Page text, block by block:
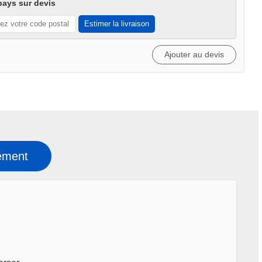
sur devis
Estimer la livraison
Ajouter au devis